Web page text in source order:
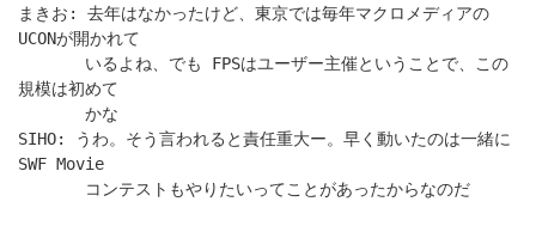
まきお: 去年はなかったけど、東京では毎年マクロメディアの
UCONが開かれて
いるよね、でも FPSはユーザー主催ということで、この
規模は初めて
かな
SIHO: うわ。そう言われると責任重大ー。早く動いたのは一緒に
SWF Movie
コンテストもやりたいってことがあったからなのだ